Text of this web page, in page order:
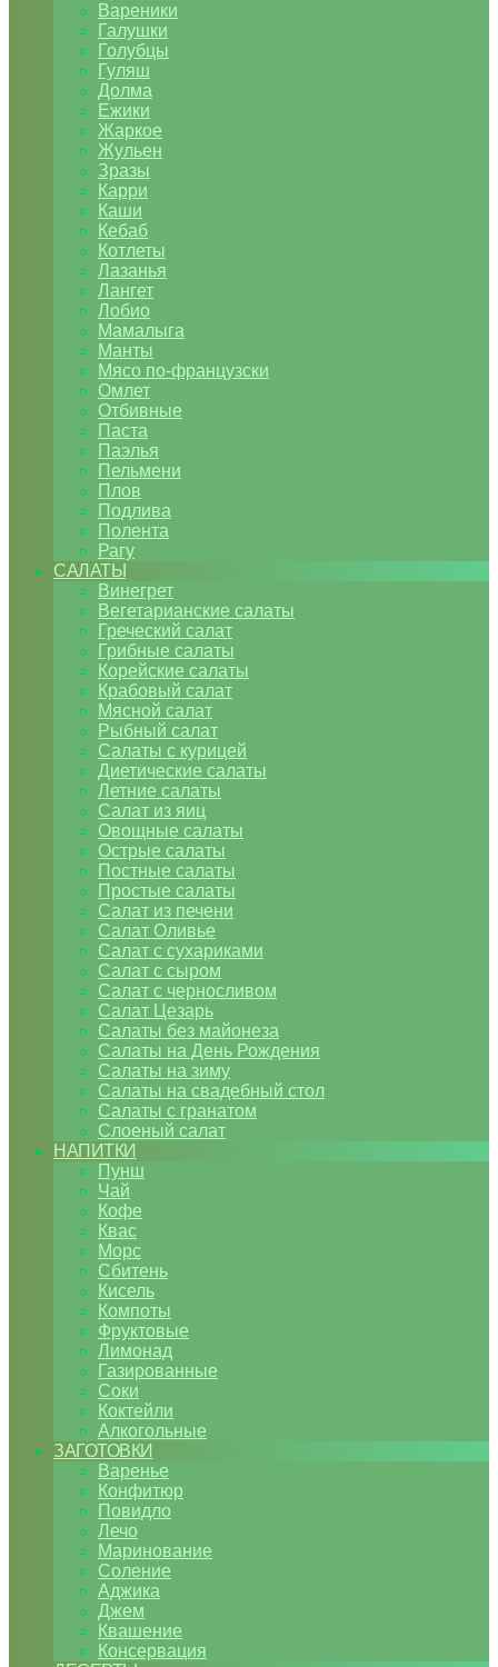
Вареники
Галушки
Голубцы
Гуляш
Долма
Ежики
Жаркое
Жульен
Зразы
Карри
Каши
Кебаб
Котлеты
Лазанья
Лангет
Лобио
Мамалыга
Манты
Мясо по-французски
Омлет
Отбивные
Паста
Паэлья
Пельмени
Плов
Подлива
Полента
Рагу
САЛАТЫ
Винегрет
Вегетарианские салаты
Греческий салат
Грибные салаты
Корейские салаты
Крабовый салат
Мясной салат
Рыбный салат
Салаты с курицей
Диетические салаты
Летние салаты
Салат из яиц
Овощные салаты
Острые салаты
Постные салаты
Простые салаты
Салат из печени
Салат Оливье
Салат с сухариками
Салат с сыром
Салат с черносливом
Салат Цезарь
Салаты без майонеза
Салаты на День Рождения
Салаты на зиму
Салаты на свадебный стол
Салаты с гранатом
Слоеный салат
НАПИТКИ
Пунш
Чай
Кофе
Квас
Морс
Сбитень
Кисель
Компоты
Фруктовые
Лимонад
Газированные
Соки
Коктейли
Алкогольные
ЗАГОТОВКИ
Варенье
Конфитюр
Повидло
Лечо
Маринование
Соление
Аджика
Джем
Квашение
Консервация